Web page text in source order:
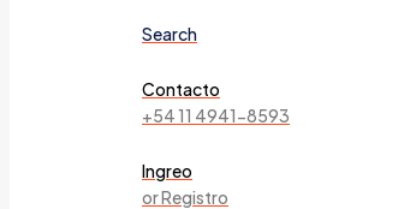
Search
Contacto
+54 11 4941-8593
Ingreo
or Registro